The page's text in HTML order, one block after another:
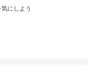
にしよう